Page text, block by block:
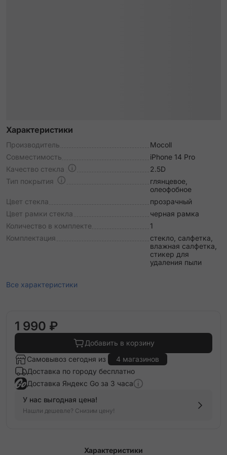
Характеристики
Производитель
Mocoll
Совместимость
iPhone 14 Pro
Качество стекла
2.5D
Тип покрытия
глянцевое,
олеофобное
Цвет стекла
прозрачный
Цвет рамки стекла
черная рамка
Количество в комплекте
1
Комплектация
стекло, салфетка,
влажная салфетка,
стикер для
удаления пыли
Все характеристики
1 990 ₽
Добавить в корзину
Самовывоз сегодня из
4 магазинов
Доставка по городу бесплатно
Доставка Яндекс Go за 3 часа
У нас выгодная цена!
Нашли дешевле? Снизим цену!
Характеристики